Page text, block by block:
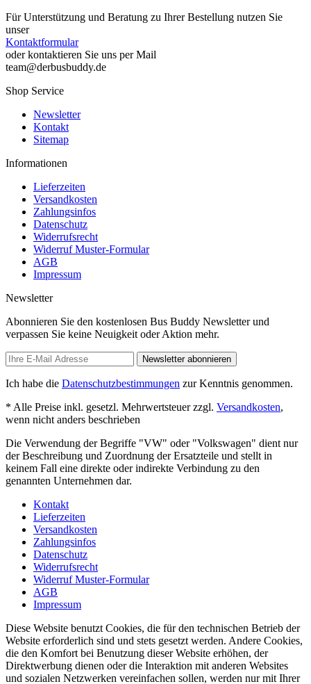
Für Unterstützung und Beratung zu Ihrer Bestellung nutzen Sie
unser
Kontaktformular
oder kontaktieren Sie uns per Mail
team@derbusbuddy.de
Shop Service
Newsletter
Kontakt
Sitemap
Informationen
Lieferzeiten
Versandkosten
Zahlungsinfos
Datenschutz
Widerrufsrecht
Widerruf Muster-Formular
AGB
Impressum
Newsletter
Abonnieren Sie den kostenlosen Bus Buddy Newsletter und
verpassen Sie keine Neuigkeit oder Aktion mehr.
Newsletter abonnieren
Ich habe die Datenschutzbestimmungen zur Kenntnis genommen.
* Alle Preise inkl. gesetzl. Mehrwertsteuer zzgl. Versandkosten,
wenn nicht anders beschrieben
Die Verwendung der Begriffe "VW" oder "Volkswagen" dient nur
der Beschreibung und Zuordnung der Ersatzteile und stellt in
keinem Fall eine direkte oder indirekte Verbindung zu den
genannten Unternehmen dar.
Kontakt
Lieferzeiten
Versandkosten
Zahlungsinfos
Datenschutz
Widerrufsrecht
Widerruf Muster-Formular
AGB
Impressum
Diese Website benutzt Cookies, die für den technischen Betrieb der
Website erforderlich sind und stets gesetzt werden. Andere Cookies,
die den Komfort bei Benutzung dieser Website erhöhen, der
Direktwerbung dienen oder die Interaktion mit anderen Websites
und sozialen Netzwerken vereinfachen sollen, werden nur mit Ihrer